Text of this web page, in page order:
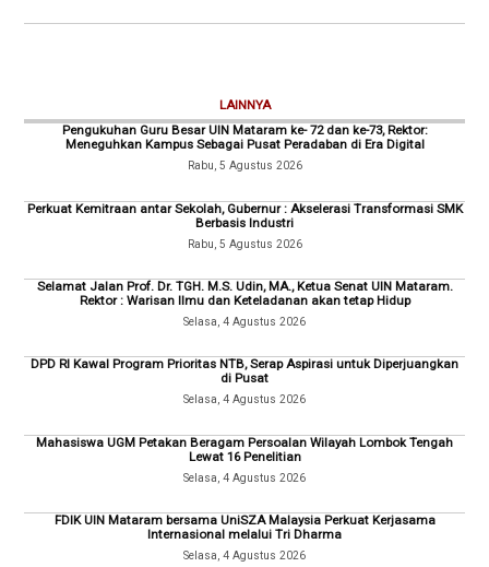
LAINNYA
Pengukuhan Guru Besar UIN Mataram ke- 72 dan ke-73, Rektor:
Meneguhkan Kampus Sebagai Pusat Peradaban di Era Digital
Rabu, 5 Agustus 2026
Perkuat Kemitraan antar Sekolah, Gubernur : Akselerasi Transformasi SMK
Berbasis Industri
Rabu, 5 Agustus 2026
Selamat Jalan Prof. Dr. TGH. M.S. Udin, MA., Ketua Senat UIN Mataram.
Rektor : Warisan Ilmu dan Keteladanan akan tetap Hidup
Selasa, 4 Agustus 2026
DPD RI Kawal Program Prioritas NTB, Serap Aspirasi untuk Diperjuangkan
di Pusat
Selasa, 4 Agustus 2026
Mahasiswa UGM Petakan Beragam Persoalan Wilayah Lombok Tengah
Lewat 16 Penelitian
Selasa, 4 Agustus 2026
FDIK UIN Mataram bersama UniSZA Malaysia Perkuat Kerjasama
Internasional melalui Tri Dharma
Selasa, 4 Agustus 2026